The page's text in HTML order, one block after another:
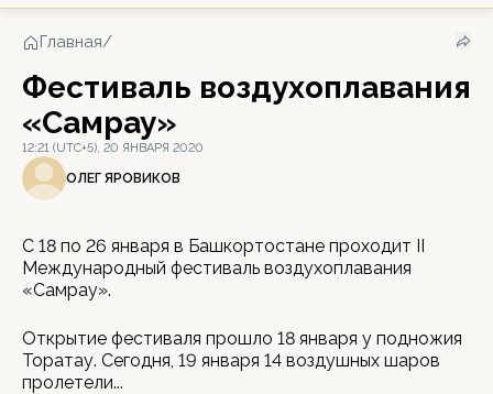
Главная/
Фестиваль воздухоплавания
«Самрау»
12:21 (UTC+5), 20 ЯНВАРЯ 2020
ОЛЕГ ЯРОВИКОВ
С 18 по 26 января в Башкортостане проходит II
Международный фестиваль воздухоплавания
«Самрау».
Открытие фестиваля прошло 18 января у подножия
Торатау. Сегодня, 19 января 14 воздушных шаров
пролетели...